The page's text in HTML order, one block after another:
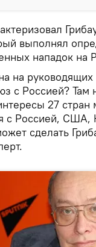
выполнял
нападок на
на руководящих
с Россией? Там
27
с Россией, США,
сделать